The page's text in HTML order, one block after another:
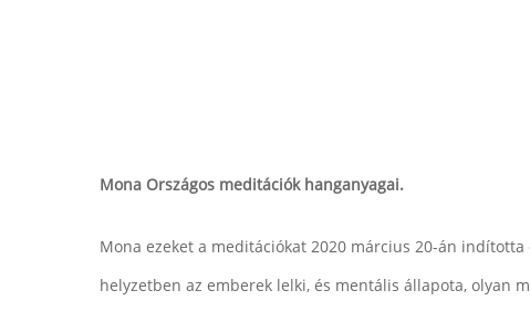
Mona Országos meditációk hanganyagai.
Mona ezeket a meditációkat 2020 március 20-án
helyzetben az emberek lelki, és mentális állapota, olyan